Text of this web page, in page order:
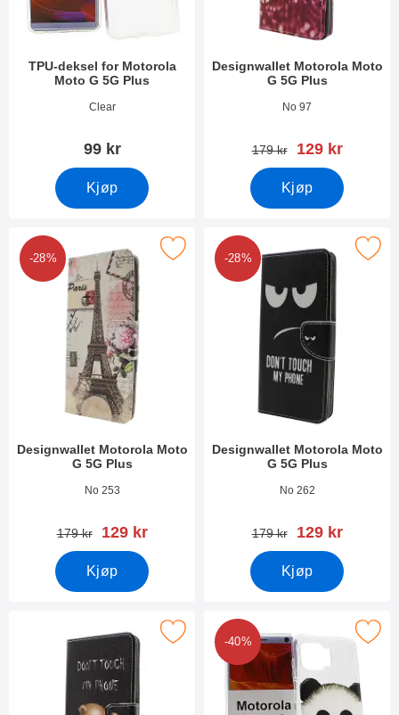
TPU-deksel for Motorola
Moto G 5G Plus
Varenummer 37075
Clear
99 kr
Kjøp
Designwallet Motorola Moto
G 5G Plus
Varenummer 37485
No 97
gammel pris
179 kr ny pris
129 kr
Kjøp
-28%
Designwallet Motorola Moto
G 5G Plus
Varenummer 37481
No 253
gammel pris
179 kr ny pris
129 kr
Kjøp
designwallet Motorola Moto G 5G Plus som favoritt
-28%
Designwallet Motorola Moto
G 5G Plus
Varenummer 37477
No 262
gammel pris
179 kr ny pris
129 kr
Kjøp
Merk designwallet Motorola
designwallet Motorola Moto G 5G Plus som favoritt
-40%
Merk tPU Designdeksel Motorola